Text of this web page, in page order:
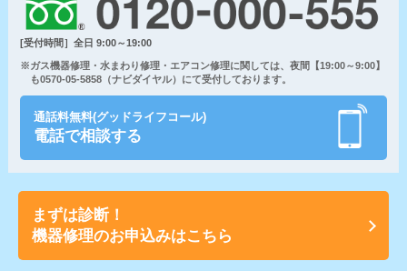
[受付時間］全日 9:00～19:00
※ガス機器修理・水まわり修理・エアコン修理に関しては、夜間【19:00～9:00】
も0570-05-5858（ナビダイヤル）にて受付しております。
通話料無料(グッドライフコール)
電話で相談する
まずは診断！
機器修理のお申込みはこちら